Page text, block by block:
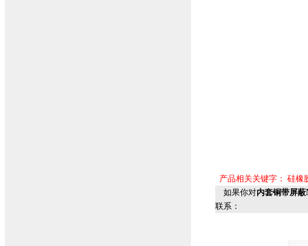
产品相关关键字： 硅橡
如果你对内套铜带屏蔽
联系：